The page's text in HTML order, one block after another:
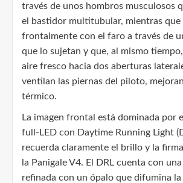
través de unos hombros musculosos
el bastidor multitubular, mientras que
frontalmente con el faro a través de
que lo sujetan y que, al mismo tiempo,
aire fresco hacia dos aberturas
ventilan las piernas del piloto,
térmico.
La imagen frontal está dominada por
full-LED con Daytime Running Light
recuerda claramente el brillo y la
la Panigale V4. El DRL cuenta con
refinada con un ópalo que difumina la